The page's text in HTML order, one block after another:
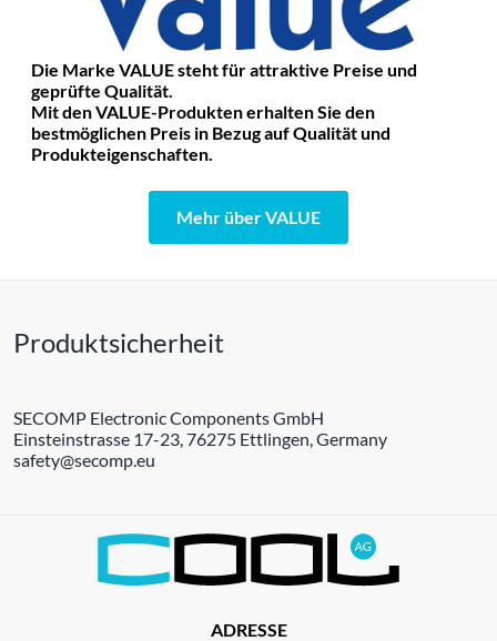
Die Marke VALUE steht für attraktive Preise und
geprüfte Qualität.
Mit den VALUE-Produkten erhalten Sie den
bestmöglichen Preis in Bezug auf Qualität und
Produkteigenschaften.
Mehr über VALUE
Produktsicherheit
SECOMP Electronic Components GmbH
Einsteinstrasse 17-23, 76275 Ettlingen, Germany
safety@secomp.eu
ADRESSE